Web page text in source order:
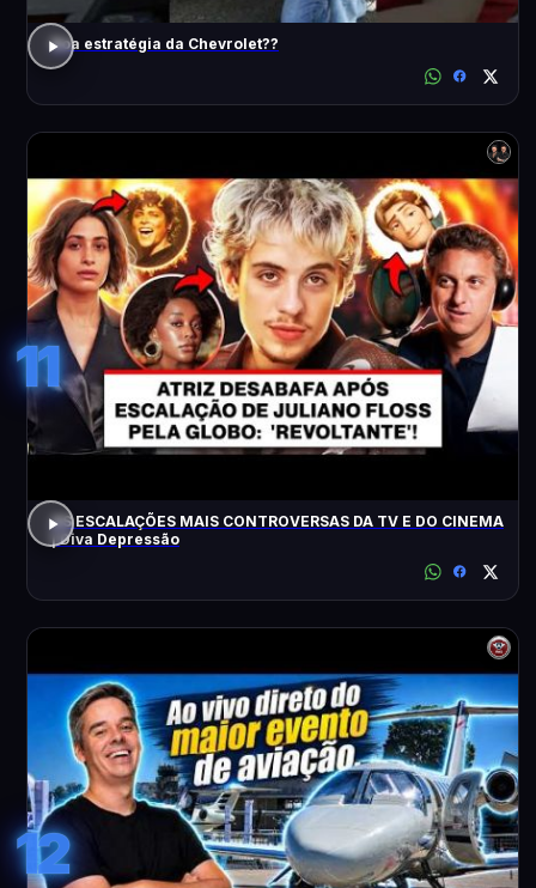
Boa estratégia da Chevrolet??
11
AS ESCALAÇÕES MAIS CONTROVERSAS DA TV E DO CINEMA
| Diva Depressão
12